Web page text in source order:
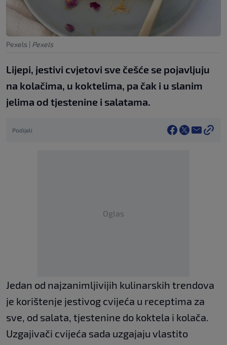
Pexels | Pexels
Lijepi, jestivi cvjetovi sve češće se pojavljuju
na kolačima, u koktelima, pa čak i u slanim
jelima od tjestenine i salatama.
Podijeli
Oglas
Jedan od najzanimljivijih kulinarskih trendova
je korištenje jestivog cvijeća u receptima za
sve, od salata, tjestenine do koktela i kolača.
Uzgajivači cvijeća sada uzgajaju vlastito